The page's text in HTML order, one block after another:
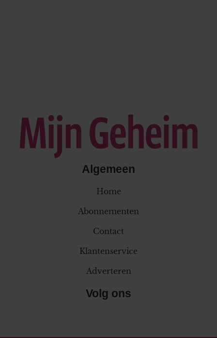
Algemeen
Home
Abonnementen
Contact
Klantenservice
Adverteren
Volg ons